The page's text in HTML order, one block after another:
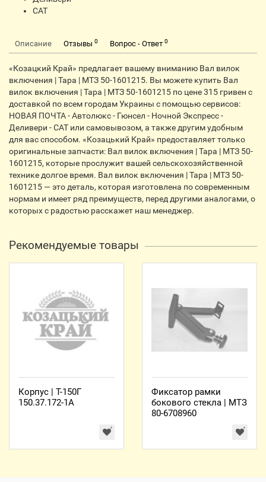
CАТ
Описание Отзывы 0 Вопрос - Ответ 0
«Козацкий Край» предлагает вашему вниманию Вал вилок
включения | Тара | МТЗ 50-1601215. Вы можете купить Вал
вилок включения | Тара | МТЗ 50-1601215 по цене 315 гривен с
доставкой по всем городам Украины с помощью сервисов:
НОВАЯ ПОЧТА - Автолюкс - Гюнсел - Ночной Экспресс -
Деливери - CАТ или самовывозом, а также другим удобным
для вас способом. «Козацький Край» предоставляет только
оригинальные запчасти: Вал вилок включения | Тара | МТЗ 50-
1601215, которые прослужит вашей сельскохозяйственной
технике долгое время. Вал вилок включения | Тара | МТЗ 50-
1601215 — это деталь, которая изготовлена по современным
нормам и имеет ряд преимуществ, перед другими аналогами, о
которых с радостью расскажет наш менеджер.
Рекомендуемые товары
Корпус | Т-150Г
150.37.172-1А
Фиксатор рамки
бокового стекла | МТЗ
80-6708960